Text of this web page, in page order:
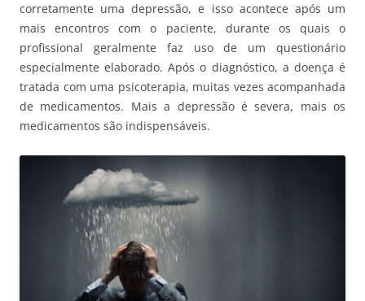
corretamente uma depressão, e isso acontece após um
mais encontros com o paciente, durante os quais o
profissional geralmente faz uso de um questionário
especialmente elaborado. Após o diagnóstico, a doença é
tratada com uma psicoterapia, muitas vezes acompanhada
de medicamentos. Mais a depressão é severa, mais os
medicamentos são indispensáveis.